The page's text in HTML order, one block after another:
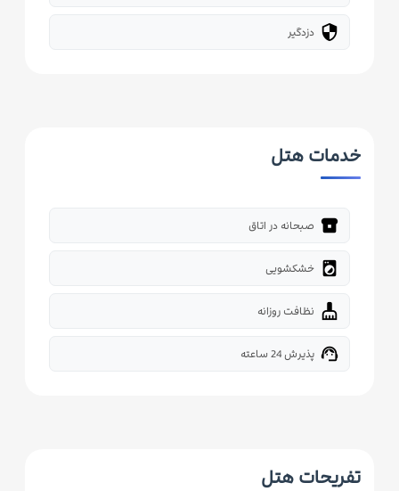
security دزدگیر
خدمات هتل
breakfast_dining صبحانه در اتاق
local_laundry_service خشکشویی
cleaning_services نظافت روزانه
support_agent پذیرش 24 ساعته
تفریحات هتل